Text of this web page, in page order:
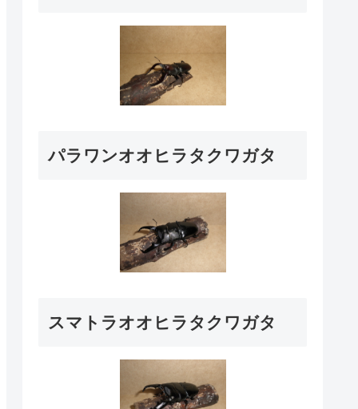
パラワンオオヒラタクワガタ
スマトラオオヒラタクワガタ